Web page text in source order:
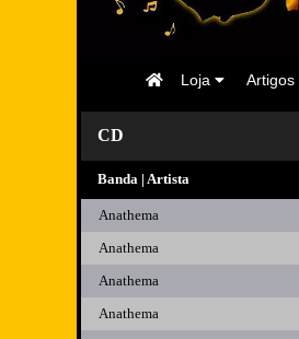
Artigos
Loja
Página
CD
Banda | Artista
Anathema
Anathema
Anathema
Anathema